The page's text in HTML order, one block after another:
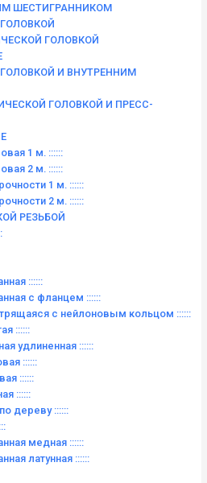
ШЕСТИГРАННИКОМ
ГОЛОВКОЙ
И ВНУТРЕННИМ
ГОЛОВКОЙ И ПРЕСС-
1 м. ::::::
2 м. ::::::
1 м. ::::::
2 м. ::::::
РЕЗЬБОЙ
::::::
с фланцем ::::::
с нейлоновым кольцом ::::::
::::::
удлиненная ::::::
::::::
::::::
::::::
дереву ::::::
медная ::::::
латунная ::::::